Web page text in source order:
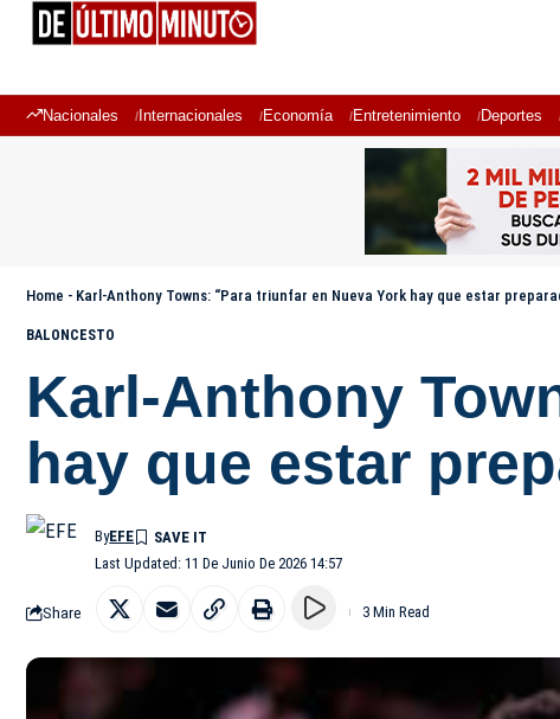
Nacionales Internacionales Economía Entretenimiento Deportes
Home - Karl-Anthony Towns: “Para triunfar en Nueva York hay que estar
BALONCESTO
Karl-Anthony
hay que estar
Last Updated: 11 De Junio De 2026 14:57
ByEFE
Share 3 Min Read